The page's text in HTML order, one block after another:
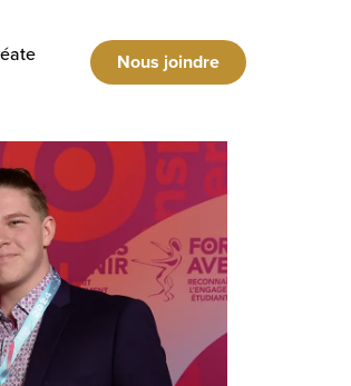
Nous joindre